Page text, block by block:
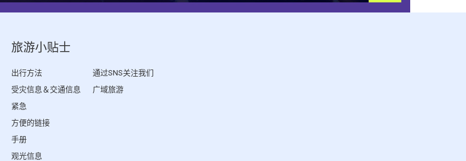
旅游小贴士
出行方法
受灾信息＆交通信息
紧急
方便的链接
手册
观光信息
通过SNS关注我们
广域旅游